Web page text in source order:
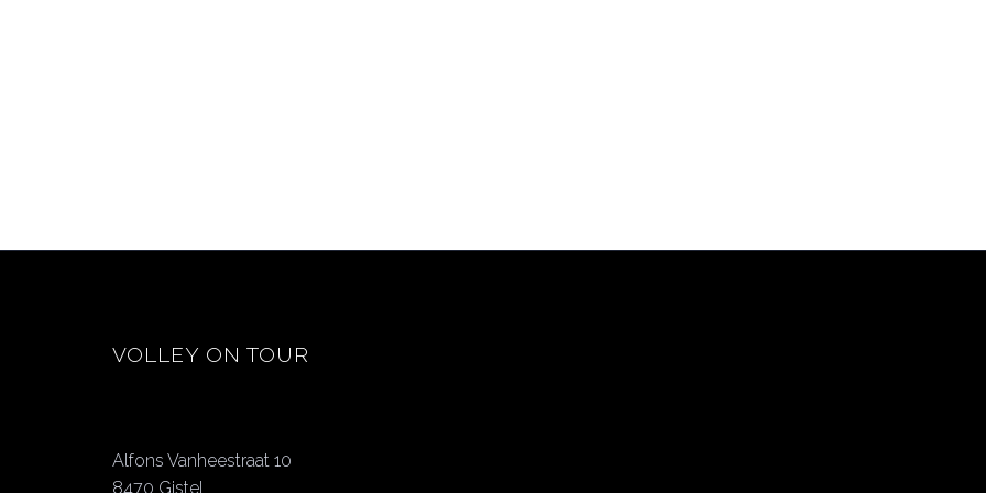
VOLLEY ON TOUR
Alfons Vanheestraat 10
8470 Gistel